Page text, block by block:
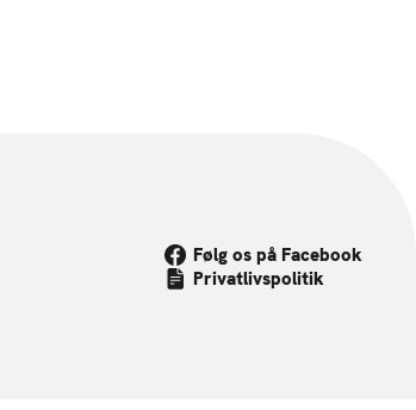
Følg os på Facebook
Privatlivspolitik